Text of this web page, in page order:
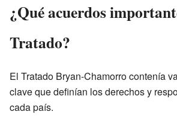
¿Qué acuerdos
Tratado?
El Tratado Bryan-Chamorro contenía
clave que definían los derechos y
cada país.